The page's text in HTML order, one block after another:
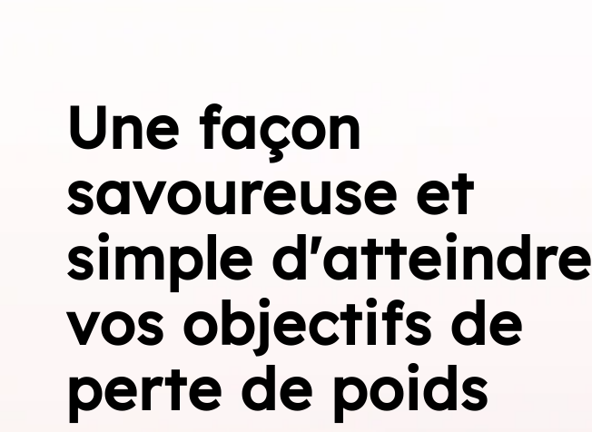
Une façon
savoureuse et
simple d'atteindre
vos objectifs de
perte de poids